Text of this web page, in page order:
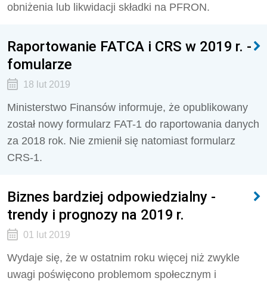
obniżenia lub likwidacji składki na PFRON.
Raportowanie FATCA i CRS w 2019 r. -
fomularze
18 lut 2019
Ministerstwo Finansów informuje, że opublikowany
został nowy formularz FAT-1 do raportowania danych
za 2018 rok. Nie zmienił się natomiast formularz
CRS-1.
Biznes bardziej odpowiedzialny -
trendy i prognozy na 2019 r.
01 lut 2019
Wydaje się, że w ostatnim roku więcej niż zwykle
uwagi poświęcono problemom społecznym i